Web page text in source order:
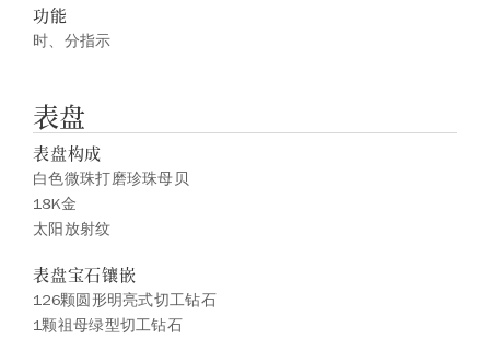
功能
时、分指示
表盘
表盘构成
白色微珠打磨珍珠母贝
18K金
太阳放射纹
表盘宝石镶嵌
126颗圆形明亮式切工钻石
1颗祖母绿型切工钻石